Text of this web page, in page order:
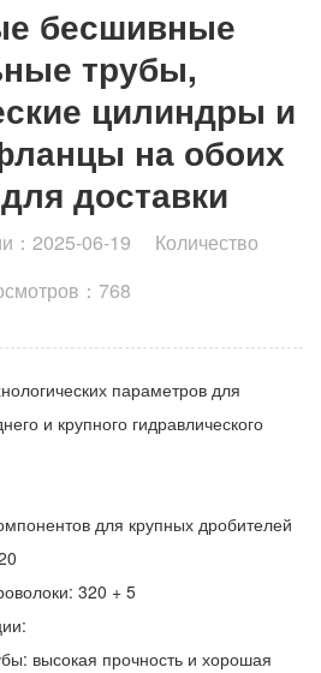
ЦИЛИНДРЫ И
КОНЦАХ ДЛЯ ДОСТАВКИ
бесшивные
трубы,
цилиндры и
на обоих
доставки
：2025-06-19 Количество
：768
параметров для
и крупного гидравлического
для крупных дробителей
320 + 5
высокая прочность и хорошая